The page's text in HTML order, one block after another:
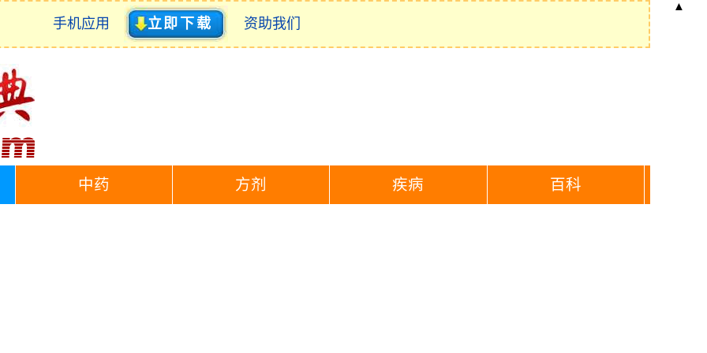
手机应用 立即下载 资助我们
中药 方剂 疾病 百科
▲